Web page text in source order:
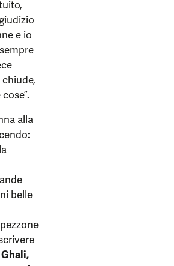
e io
chiude,
alla
belle